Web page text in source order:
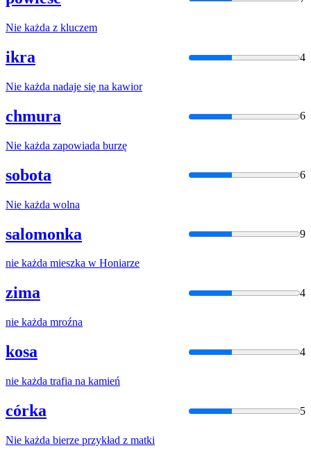
Nie każda z kluczem
ikra 4
Nie każda nadaje się na kawior
chmura 6
Nie każda zapowiada burzę
sobota 6
Nie każda wolna
salomonka 9
nie każda mieszka w Honiarze
zima 4
nie każda mroźna
kosa 4
nie każda trafia na kamień
córka 5
Nie każda bierze przykład z matki